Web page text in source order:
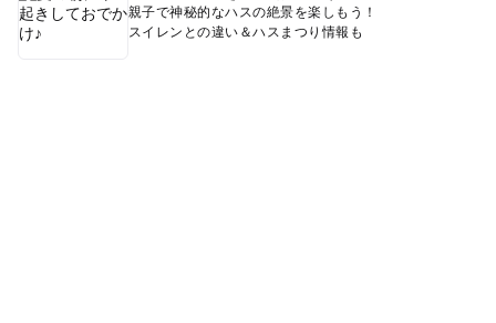
親子で神秘的なハスの絶景を楽しもう！
スイレンとの違い＆ハスまつり情報も